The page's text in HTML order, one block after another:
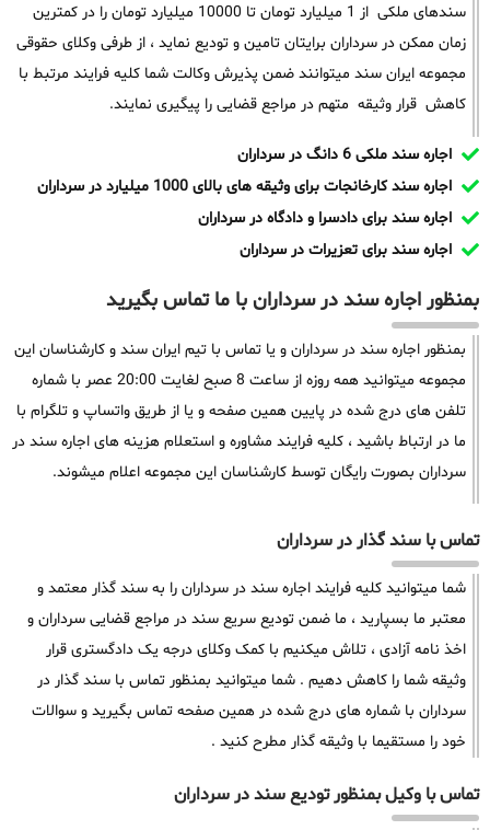
سندهای ملکی از 1 میلیارد تومان تا 10000 میلیارد تومان را در کمترین
زمان ممکن در سرداران برایتان تامین و تودیع نماید ، از طرفی وکلای حقوقی
مجموعه ایران سند میتوانند ضمن پذیرش وکالت شما کلیه فرایند مرتبط با
کاهش قرار وثیقه متهم در مراجع قضایی را پیگیری نمایند.
اجاره سند ملکی 6 دانگ در سرداران
اجاره سند کارخانجات برای وثیقه های بالای 1000 میلیارد در سرداران
اجاره سند برای دادسرا و دادگاه در سرداران
اجاره سند برای تعزیرات در سرداران
بمنظور اجاره سند در سرداران با ما تماس بگیرید
بمنظور اجاره سند در سرداران و یا تماس با تیم ایران سند و کارشناسان این
مجموعه میتوانید همه روزه از ساعت 8 صبح لغایت 20:00 عصر با شماره
تلفن های درج شده در پایین همین صفحه و یا از طریق واتساپ و تلگرام با
ما در ارتباط باشید ، کلیه فرایند مشاوره و استعلام هزینه های اجاره سند در
سرداران بصورت رایگان توسط کارشناسان این مجموعه اعلام میشوند.
تماس با سند گذار در سرداران
شما میتوانید کلیه فرایند اجاره سند در سرداران را به سند گذار معتمد و
معتبر ما بسپارید ، ما ضمن تودیع سریع سند در مراجع قضایی سرداران و
اخذ نامه آزادی ، تلاش میکنیم با کمک وکلای درجه یک دادگستری قرار
وثیقه شما را کاهش دهیم . شما میتوانید بمنظور تماس با سند گذار در
سرداران با شماره های درج شده در همین صفحه تماس بگیرید و سوالات
خود را مستقیما با وثیقه گذار مطرح کنید .
تماس با وکیل بمنظور تودیع سند در سرداران